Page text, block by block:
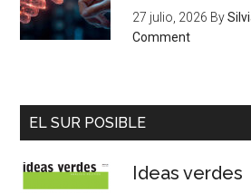
27 julio, 2026 By
Comment
EL SUR POSIBLE
Ideas verdes